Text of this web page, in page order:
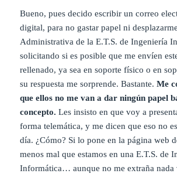
Bueno, pues decido escribir un correo
digital, para no gastar papel ni
Administrativa de la E.T.S. de Ingeniería
solicitando si es posible que me envíen
rellenado, ya sea en soporte físico o en
su respuesta me sorprende. Bastante.Me
que ellos no me van a dar ningún papel
concepto. Les insisto en que voy a
forma telemática, y me dicen que eso no
día. ¿Cómo? Si lo pone en la página web
menos mal que estamos en una E.T.S. de
Informática… aunque no me extraña nada